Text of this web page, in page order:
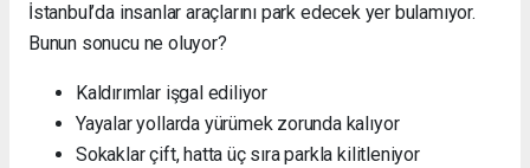
İstanbul’da insanlar araçlarını park edecek yer bulamıyor.
Bunun sonucu ne oluyor?
Kaldırımlar işgal ediliyor
Yayalar yollarda yürümek zorunda kalıyor
Sokaklar çift, hatta üç sıra parkla kilitleniyor